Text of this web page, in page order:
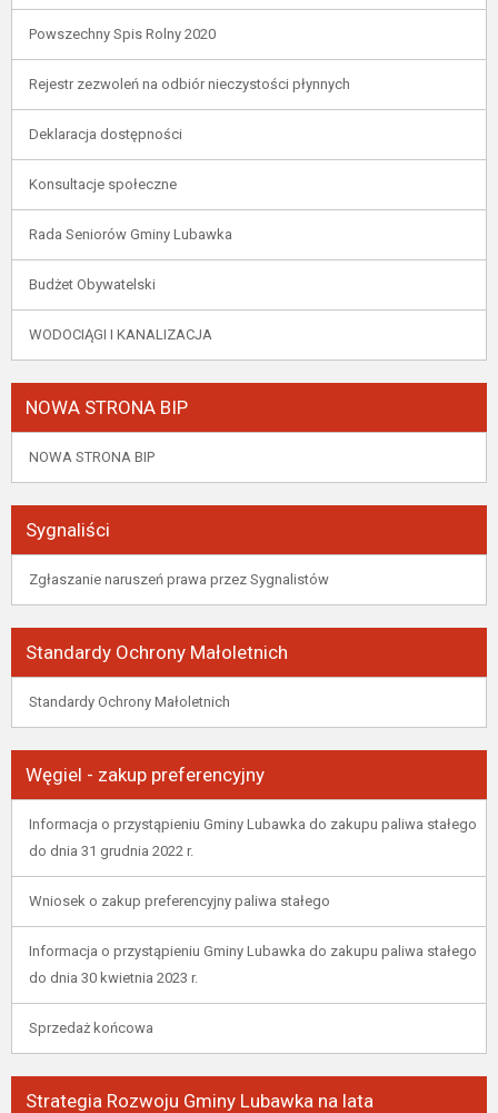
Powszechny Spis Rolny 2020
Rejestr zezwoleń na odbiór nieczystości płynnych
Deklaracja dostępności
Konsultacje społeczne
Rada Seniorów Gminy Lubawka
Budżet Obywatelski
WODOCIĄGI I KANALIZACJA
NOWA STRONA BIP
NOWA STRONA BIP
Sygnaliści
Zgłaszanie naruszeń prawa przez Sygnalistów
Standardy Ochrony Małoletnich
Standardy Ochrony Małoletnich
Węgiel - zakup preferencyjny
Informacja o przystąpieniu Gminy Lubawka do zakupu paliwa stałego
do dnia 31 grudnia 2022 r.
Wniosek o zakup preferencyjny paliwa stałego
Informacja o przystąpieniu Gminy Lubawka do zakupu paliwa stałego
do dnia 30 kwietnia 2023 r.
Sprzedaż końcowa
Strategia Rozwoju Gminy Lubawka na lata